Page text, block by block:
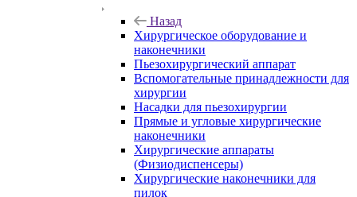
Назад
Хирургическое оборудование и
наконечники
Пьезохирургический аппарат
Вспомогательные принадлежности для
хирургии
Насадки для пьезохирургии
Прямые и угловые хирургические
наконечники
Хирургические аппараты
(Физиодиспенсеры)
Хирургические наконечники для
пилок